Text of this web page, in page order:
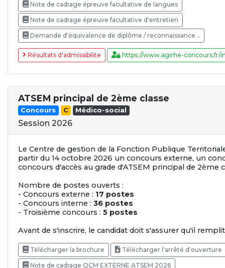
Note de cadrage épreuve facultative de langues
Note de cadrage épreuve facultative d'entretien
Demande d'équivalence de diplôme / reconnaissance ..
Résultats d'admissibilite https://www.agirhe-concours.fr/
ATSEM principal de 2ème classe
Concours C Médico-social
Session 2026
Le Centre de gestion de la Fonction Publique
partir du 14 octobre 2026 un concours externe, un
concours d'accès au grade d'ATSEM principal de 2ème
Nombre de postes ouverts :
- Concours externe : 17 postes
- Concours interne : 36 postes
- Troisième concours : 5 postes
Avant de s'inscrire, le candidat doit s'assurer qu'il
Télécharger la brochure Télécharger l'arrêté d'ouverture
Note de cadrage QCM EXTERNE ATSEM 2026